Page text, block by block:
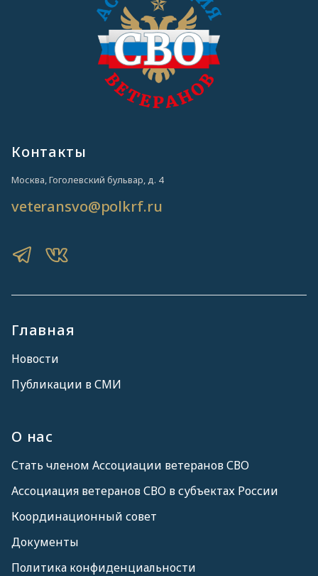
Главная
Новости
Публикации в СМИ
О нас
Стать членом Ассоциации ветеранов СВО
Ассоциация ветеранов СВО в субъектах России
Координационный совет
Документы
Политика конфиденциальности
Контакты
Москва, Гоголевский бульвар, д. 4
veteransvo@polkrf.ru